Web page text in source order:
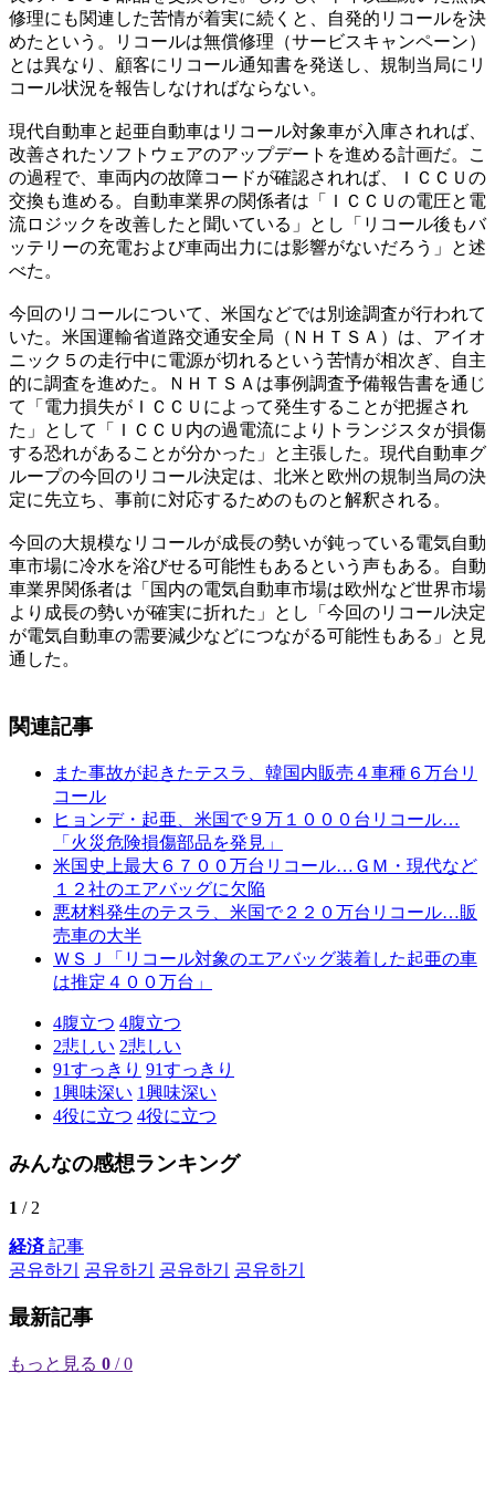
修理にも関連した苦情が着実に続くと、自発的リコールを決
めたという。リコールは無償修理（サービスキャンペーン）
とは異なり、顧客にリコール通知書を発送し、規制当局にリ
コール状況を報告しなければならない。
現代自動車と起亜自動車はリコール対象車が入庫されれば、
改善されたソフトウェアのアップデートを進める計画だ。こ
の過程で、車両内の故障コードが確認されれば、ＩＣＣＵの
交換も進める。自動車業界の関係者は「ＩＣＣＵの電圧と電
流ロジックを改善したと聞いている」とし「リコール後もバ
ッテリーの充電および車両出力には影響がないだろう」と述
べた。
今回のリコールについて、米国などでは別途調査が行われて
いた。米国運輸省道路交通安全局（ＮＨＴＳＡ）は、アイオ
ニック５の走行中に電源が切れるという苦情が相次ぎ、自主
的に調査を進めた。ＮＨＴＳＡは事例調査予備報告書を通じ
て「電力損失がＩＣＣＵによって発生することが把握され
た」として「ＩＣＣＵ内の過電流によりトランジスタが損傷
する恐れがあることが分かった」と主張した。現代自動車グ
ループの今回のリコール決定は、北米と欧州の規制当局の決
定に先立ち、事前に対応するためのものと解釈される。
今回の大規模なリコールが成長の勢いが鈍っている電気自動
車市場に冷水を浴びせる可能性もあるという声もある。自動
車業界関係者は「国内の電気自動車市場は欧州など世界市場
より成長の勢いが確実に折れた」とし「今回のリコール決定
が電気自動車の需要減少などにつながる可能性もある」と見
通した。
関連記事
また事故が起きたテスラ、韓国内販売４車種６万台リ
コール
ヒョンデ・起亜、米国で９万１０００台リコール…
「火災危険損傷部品を発見」
米国史上最大６７００万台リコール…ＧＭ・現代など
１２社のエアバッグに欠陥
悪材料発生のテスラ、米国で２２０万台リコール…販
売車の大半
ＷＳＪ「リコール対象のエアバッグ装着した起亜の車
は推定４００万台」
4腹立つ 4腹立つ
2悲しい 2悲しい
91すっきり 91すっきり
1興味深い 1興味深い
4役に立つ 4役に立つ
みんなの感想ランキング
1 / 2
経済記事
공유하기
공유하기 공유하기 공유하기
最新記事
もっと見る 0 / 0